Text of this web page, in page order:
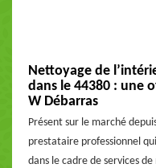
Nettoyage de
dans le 44380 : une
W Débarras
Présent sur le marché
prestataire professionnel
dans le cadre de services